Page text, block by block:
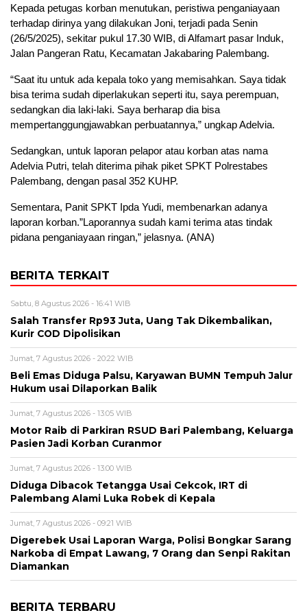
Kepada petugas korban menutukan, peristiwa penganiayaan
terhadap dirinya yang dilakukan Joni, terjadi pada Senin
(26/5/2025), sekitar pukul 17.30 WIB, di Alfamart pasar Induk,
Jalan Pangeran Ratu, Kecamatan Jakabaring Palembang.
“Saat itu untuk ada kepala toko yang memisahkan. Saya tidak
bisa terima sudah diperlakukan seperti itu, saya perempuan,
sedangkan dia laki-laki. Saya berharap dia bisa
mempertanggungjawabkan perbuatannya,” ungkap Adelvia.
Sedangkan, untuk laporan pelapor atau korban atas nama
Adelvia Putri, telah diterima pihak piket SPKT Polrestabes
Palembang, dengan pasal 352 KUHP.
Sementara, Panit SPKT Ipda Yudi, membenarkan adanya
laporan korban.”Laporannya sudah kami terima atas tindak
pidana penganiayaan ringan,” jelasnya. (ANA)
BERITA TERKAIT
Sabtu, 8 Agustus 2026 - 16:41 WIB
Salah Transfer Rp93 Juta, Uang Tak Dikembalikan,
Kurir COD Dipolisikan
Jumat, 7 Agustus 2026 - 20:22 WIB
Beli Emas Diduga Palsu, Karyawan BUMN Tempuh Jalur
Hukum usai Dilaporkan Balik
Jumat, 7 Agustus 2026 - 13:05 WIB
Motor Raib di Parkiran RSUD Bari Palembang, Keluarga
Pasien Jadi Korban Curanmor
Jumat, 7 Agustus 2026 - 13:00 WIB
Diduga Dibacok Tetangga Usai Cekcok, IRT di
Palembang Alami Luka Robek di Kepala
Jumat, 7 Agustus 2026 - 09:21 WIB
Digerebek Usai Laporan Warga, Polisi Bongkar Sarang
Narkoba di Empat Lawang, 7 Orang dan Senpi Rakitan
Diamankan
BERITA TERBARU